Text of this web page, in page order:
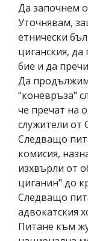
Да започнем
Уточнявам,
етнически
циганския,
бие и да
Да
"коневръза"
че пречат на
служители от
Следващо
комисия,
изхвърли от
циганин" до
Следващо
адвокатския
Питане към